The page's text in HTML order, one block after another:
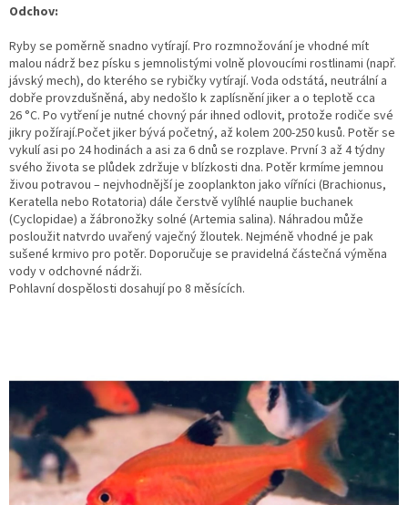
Odchov:
Ryby se poměrně snadno vytírají. Pro rozmnožování je vhodné mít
malou nádrž bez písku s jemnolistými volně plovoucími rostlinami (např.
jávský mech), do kterého se rybičky vytírají. Voda odstátá, neutrální a
dobře provzdušněná, aby nedošlo k zaplísnění jiker a o teplotě cca
26 °C. Po vytření je nutné chovný pár ihned odlovit, protože rodiče své
jikry požírají.Počet jiker bývá početný, až kolem 200-250 kusů. Potěr se
vykulí asi po 24 hodinách a asi za 6 dnů se rozplave. První 3 až 4 týdny
svého života se plůdek zdržuje v blízkosti dna. Potěr krmíme jemnou
živou potravou – nejvhodnější je zooplankton jako vířníci (Brachionus,
Keratella nebo Rotatoria) dále čerstvě vylíhlé nauplie buchanek
(Cyclopidae) a žábronožky solné (Artemia salina). Náhradou může
posloužit natvrdo uvařený vaječný žloutek. Nejméně vhodné je pak
sušené krmivo pro potěr. Doporučuje se pravidelná částečná výměna
vody v odchovné nádrži.
Pohlavní dospělosti dosahují po 8 měsících.